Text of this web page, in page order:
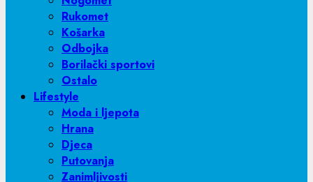
Rukomet
Košarka
Odbojka
Borilački sportovi
Ostalo
Lifestyle
Moda i ljepota
Hrana
Djeca
Putovanja
Zanimljivosti